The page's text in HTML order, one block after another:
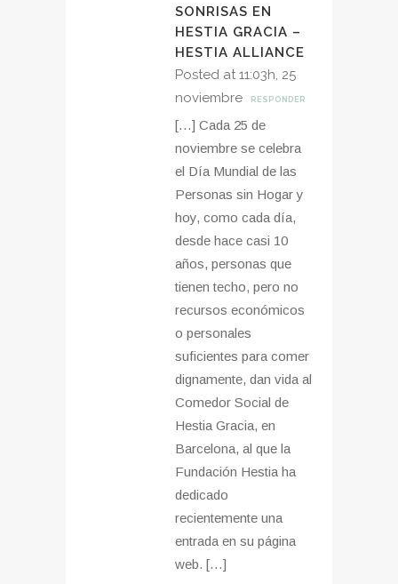
SONRISAS EN
HESTIA GRACIA –
HESTIA ALLIANCE
Posted at 11:03h, 25
noviembre
RESPONDER
[…] Cada 25 de
noviembre se celebra
el Día Mundial de las
Personas sin Hogar y
hoy, como cada día,
desde hace casi 10
años, personas que
tienen techo, pero no
recursos económicos
o personales
suficientes para comer
dignamente, dan vida al
Comedor Social de
Hestia Gracia, en
Barcelona, al que la
Fundación Hestia ha
dedicado
recientemente una
entrada en su página
web. […]